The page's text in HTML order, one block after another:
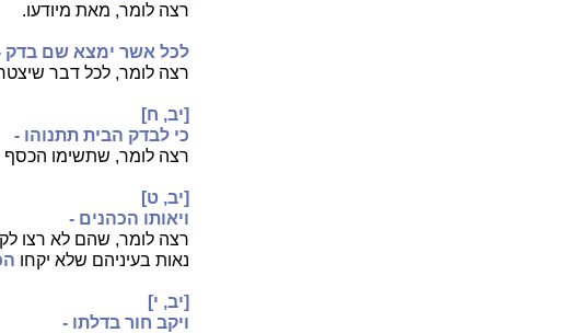
רצה לומר, מאת מיודעו.
לכל אשר ימצא שם בדק
רצה לומר, לכל דבר
[יב, ח]
כי לבדק הבית תתנוהו -
רצה לומר, שתשימו הכסף
[יב, ט]
ויאותו הכהנים -
רצה לומר, שהם לא רצו
נאות בעיניהם שלא יקחו
[יב, י]
ויקב חור בדלתו -